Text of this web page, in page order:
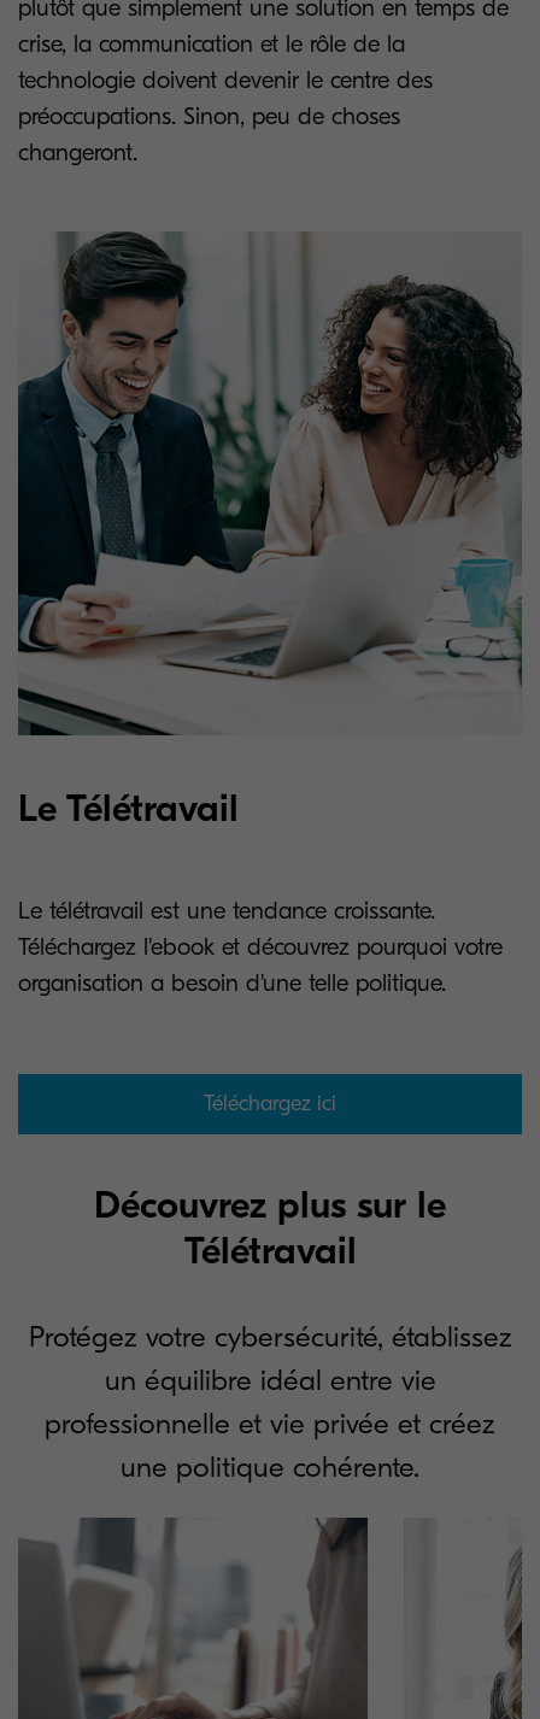
plutôt que simplement une solution en temps de
crise, la communication et le rôle de la
technologie doivent devenir le centre des
préoccupations. Sinon, peu de choses
changeront.
Le Télétravail
Le télétravail est une tendance croissante.
Téléchargez l'ebook et découvrez pourquoi votre
organisation a besoin d'une telle politique.
Téléchargez ici
Découvrez plus sur le
Télétravail
Protégez votre cybersécurité, établissez
un équilibre idéal entre vie
professionnelle et vie privée et créez
une politique cohérente.